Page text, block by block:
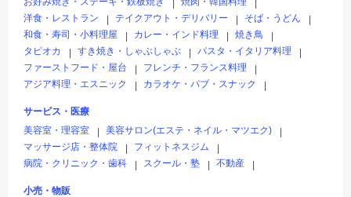
洋食・レストラン
テイクアウト・デリバリー そば・うどん
和食・寿司・小料理屋
カレー・インド料理 焼き鳥
タピオカ
すき焼き・しゃぶしゃぶ パスタ・イタリア料理
ファーストフード・屋台
フレンチ・フランス料理
アジア料理・エスニック
カラオケ・パブ・スナック
サービス・医療
美容室・理容室
美容サロン(エステ・ネイル・マツエク)
マッサージ店・整体院
フィットネスジム
病院・クリニック・歯科
スクール・塾 不動産
小売・物販